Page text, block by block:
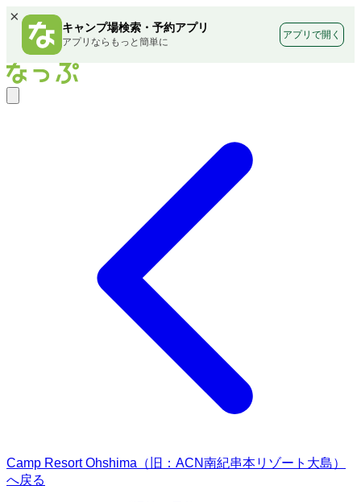
×
キャンプ場検索・予約アプリ
アプリならもっと簡単に
アプリで開く
Camp Resort Ohshima（旧：ACN南紀串本リゾート大島）
へ戻る